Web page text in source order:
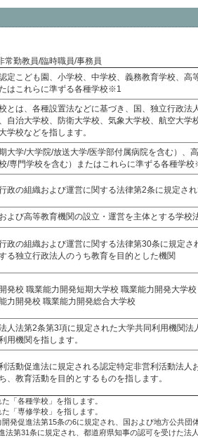
常勤教員/臨時職員/事務員
定こども園、小学校、中学校、義務教育学校、高
はこれらに準ずる各種学校※1
とは、各種設置法などに基づき、国、独立行政法
自治大学校、防衛大学校、気象大学校、航空大学
学校などを指します。
大学/大学院/放送大学/医学部付属病院を含む）、
/専門学校を含む）またはこれらに準ずる各種学
政の組織および運営に関する法律第2条に規定され
よび高等教育機関の設立・運営を主体とする学校
政の組織および運営に関する法律第30条に規定さ
る独立行政法人のうち教育を目的とした機関
発校 職業能力開発短期大学校 職業能力開発大学
力開発校 職業能力開発総合大学校
人法第2条第3項に規定された大学共同利用機関
用機関を指します。
活動促進法に規定される認定特定非営利活動法人
、教育活動を目的とするものを指します。
「各種学校」を指します。
「専修学校」を指します。
促進法第15条の6に規定され、国および地方公共団
第31条に規定され、都道府県知事の認可を受けた法人